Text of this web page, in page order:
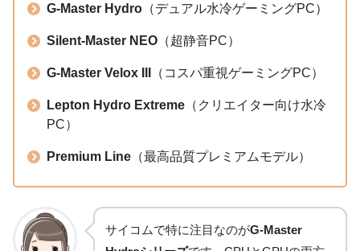
G-Master Hydro （デュアル水冷ゲーミングPC）
Silent-Master NEO （超静音PC）
G-Master Velox III （コスパ重視ゲーミングPC）
Lepton Hydro Extreme （クリエイター向け水冷
PC）
Premium Line （最高品質プレミアムモデル）
サイコムで特に注目なのがG-Master